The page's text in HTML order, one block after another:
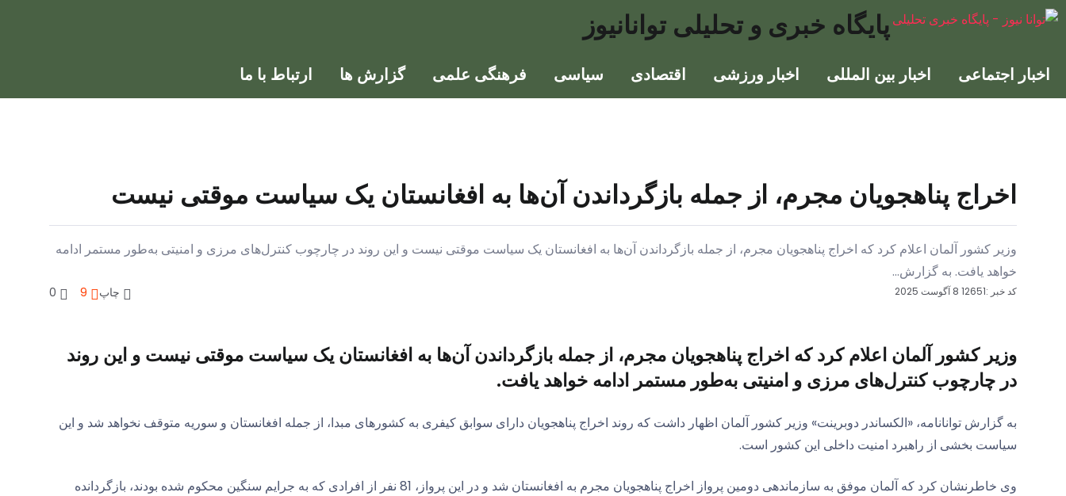
پایگاه خبری و تحلیلی توانانیوز
اخبار اجتماعی اخبار بین المللی اخبار ورزشی اقتصادی سیاسی فرهنگی علمی گزارش ها ارتباط با ما
اخراج پناهجویان مجرم، از جمله بازگرداندن آن‌ها به افغانستان یک سیاست موقتی نیست
وزیر کشور آلمان اعلام کرد که اخراج پناهجویان مجرم، از جمله بازگرداندن آن‌ها به افغانستان یک سیاست موقتی نیست و این روند در چارچوب کنترل‌های مرزی و امنیتی به‌طور مستمر ادامه
خواهد یافت. به گزارش...
کد خبر :12651 8 آگوست 2025 چاپ 9
0
وزیر کشور آلمان اعلام کرد که اخراج پناهجویان مجرم، از جمله بازگرداندن آن‌ها به افغانستان یک سیاست موقتی نیست و این روند
در چارچوب کنترل‌های مرزی و امنیتی به‌طور مستمر ادامه خواهد یافت.
به گزارش توانانامه، «الکساندر دوبرینت» وزیر کشور آلمان اظهار داشت که روند اخراج پناهجویان دارای سوابق کیفری به کشورهای مبدا، از جمله افغانستان و سوریه متوقف نخواهد شد و این
سیاست بخشی از راهبرد امنیت داخلی این کشور است.
وی خاطرنشان کرد که آلمان موفق به سازماندهی دومین پرواز اخراج پناهجویان مجرم به افغانستان شد و در این پرواز، 81 نفر از افرادی که به جرایم سنگین محکوم شده بودند، بازگردانده